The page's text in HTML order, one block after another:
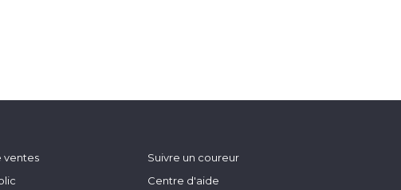
ventes
Suivre un coureur
Centre d'aide